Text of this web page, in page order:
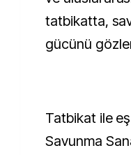
tatbikatta,
gücünü
Tatbikat ile eş
Savunma